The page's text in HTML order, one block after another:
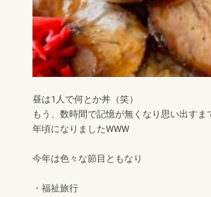
昼は1人で何とか丼（笑）
もう、数時間で記憶が無くなり思い出すま
年頃になりましたWWW
今年は色々な節目ともなり
・福祉旅行